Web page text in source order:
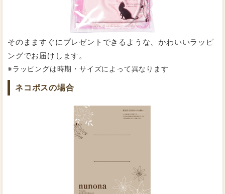
プキンよりも幅広にお作りしています。広くカバーして
くれるので漏れにくく安心です。
そのまますぐにプレゼントできるような、かわいいラッピ
ングでお届けします。
※ラッピングは時期・サイズによって異なります
ネコポスの場合